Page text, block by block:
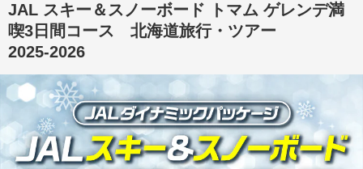
JAL スキー＆スノーボード トマム ゲレンデ満
喫3日間コース 北海道旅行・ツアー
2025-2026